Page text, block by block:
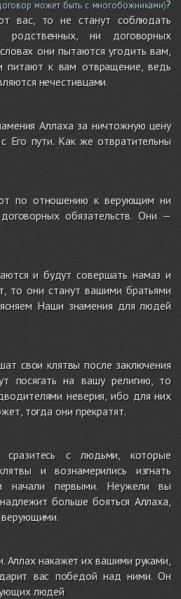
может быть с многобожниками)?
вас, то не станут соблюдать
ни договорных
они пытаются угодить вам,
питают к вам отвращение, ведь
нечестивцами.
Аллаха за ничтожную цену
Его пути. Как же отвратительны
по отношению к верующим ни
обязательств. Они —
и будут совершать намаз и
то они станут вашими братьями
Наши знамения для людей
свои клятвы после заключения
посягать на вашу религию, то
неверия, ибо для них
тогда они прекратят.
с людьми, которые
и вознамерились изгнать
начали первыми. Неужели вы
больше бояться Аллаха,
верующими.
Аллах накажет их вашими руками,
вас победой над ними. Он
людей